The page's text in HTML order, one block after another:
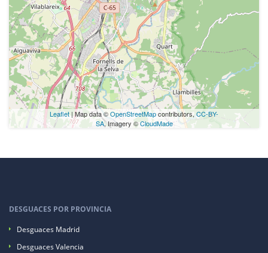
Leaflet | Map data ©OpenStreetMapcontributors,CC-BY-
SA, Imagery ©CloudMade
DESGUACES POR PROVINCIA
Desguaces Madrid
Desguaces Valencia